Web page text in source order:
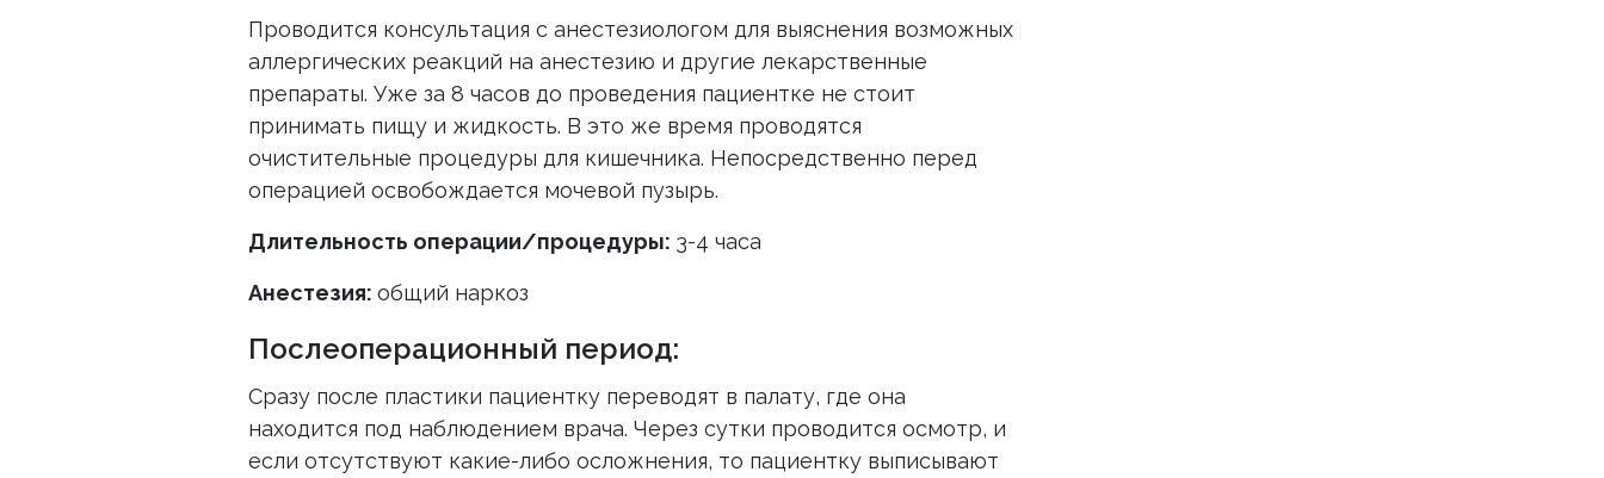
Проводится консультация с анестезиологом для выяснения возможных
аллергических реакций на анестезию и другие лекарственные
препараты. Уже за 8 часов до проведения пациентке не стоит
принимать пищу и жидкость. В это же время проводятся
очистительные процедуры для кишечника. Непосредственно перед
операцией освобождается мочевой пузырь.
Длительность операции/процедуры: 3-4 часа
Анестезия:общий наркоз
Послеоперационный период:
Сразу после пластики пациентку переводят в палату, где она
находится под наблюдением врача. Через сутки проводится осмотр, и
если отсутствуют какие-либо осложнения, то пациентку выписывают